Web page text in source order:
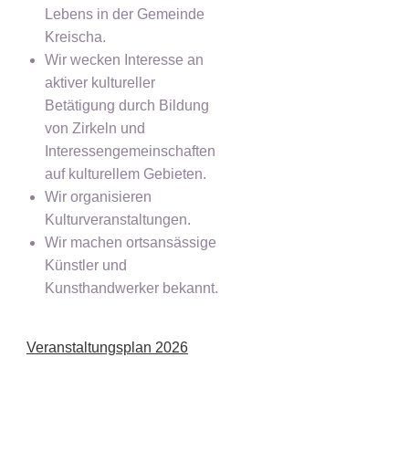
Lebens in der Gemeinde
Kreischa.
Wir wecken Interesse an
aktiver kultureller
Betätigung durch Bildung
von Zirkeln und
Interessengemeinschaften
auf kulturellem Gebieten.
Wir organisieren
Kulturveranstaltungen.
Wir machen ortsansässige
Künstler und
Kunsthandwerker bekannt.
Veranstaltungsplan 2026